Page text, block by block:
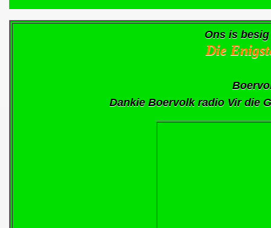
Ons is
Die
Dankie Boervolk radio Vir die